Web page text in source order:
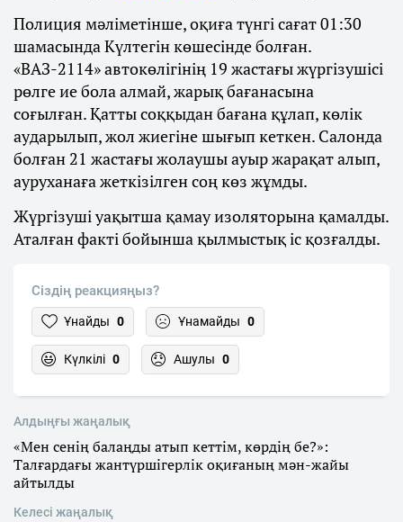
Полиция мәліметінше, оқиға түнгі сағат 01:30
шамасында Күлтегін көшесінде болған.
«ВАЗ-2114» автокөлігінің 19 жастағы жүргізушісі
рөлге ие бола алмай, жарық бағанасына
соғылған. Қатты соққыдан бағана құлап, көлік
аударылып, жол жиегіне шығып кеткен. Салонда
болған 21 жастағы жолаушы ауыр жарақат алып,
ауруханаға жеткізілген соң көз жұмды.
Жүргізуші уақытша қамау изоляторына қамалды.
Аталған факті бойынша қылмыстық іс қозғалды.
Сіздің реакцияңыз?
Ұнайды 0 Ұнамайды 0
Күлкілі 0 Ашулы 0
Алдыңғы жаңалық
«Мен сенің балаңды атып кеттім, көрдің бе?»:
Талғардағы жантүршігерлік оқиғаның мән-жайы
айтылды
Келесі жаңалық